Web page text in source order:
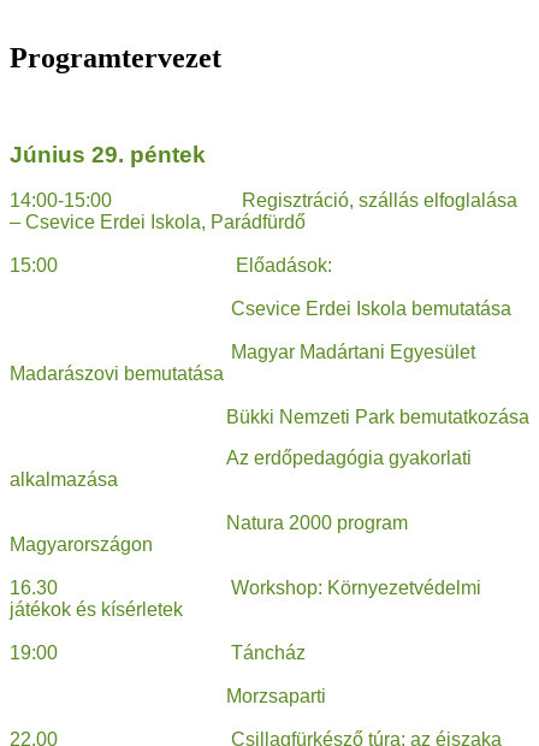
Programtervezet
Június 29. péntek
14:00-15:00 Regisztráció, szállás elfoglalása
– Csevice Erdei Iskola, Parádfürdő
15:00 Előadások:
Csevice Erdei Iskola bemutatása
Magyar Madártani Egyesület
Madarászovi bemutatása
Bükki Nemzeti Park bemutatkozása
Az erdőpedagógia gyakorlati
alkalmazása
Natura 2000 program
Magyarországon
16.30 Workshop: Környezetvédelmi
játékok és kísérletek
19:00 Táncház
Morzsaparti
22.00 Csillagfürkésző túra: az éjszaka